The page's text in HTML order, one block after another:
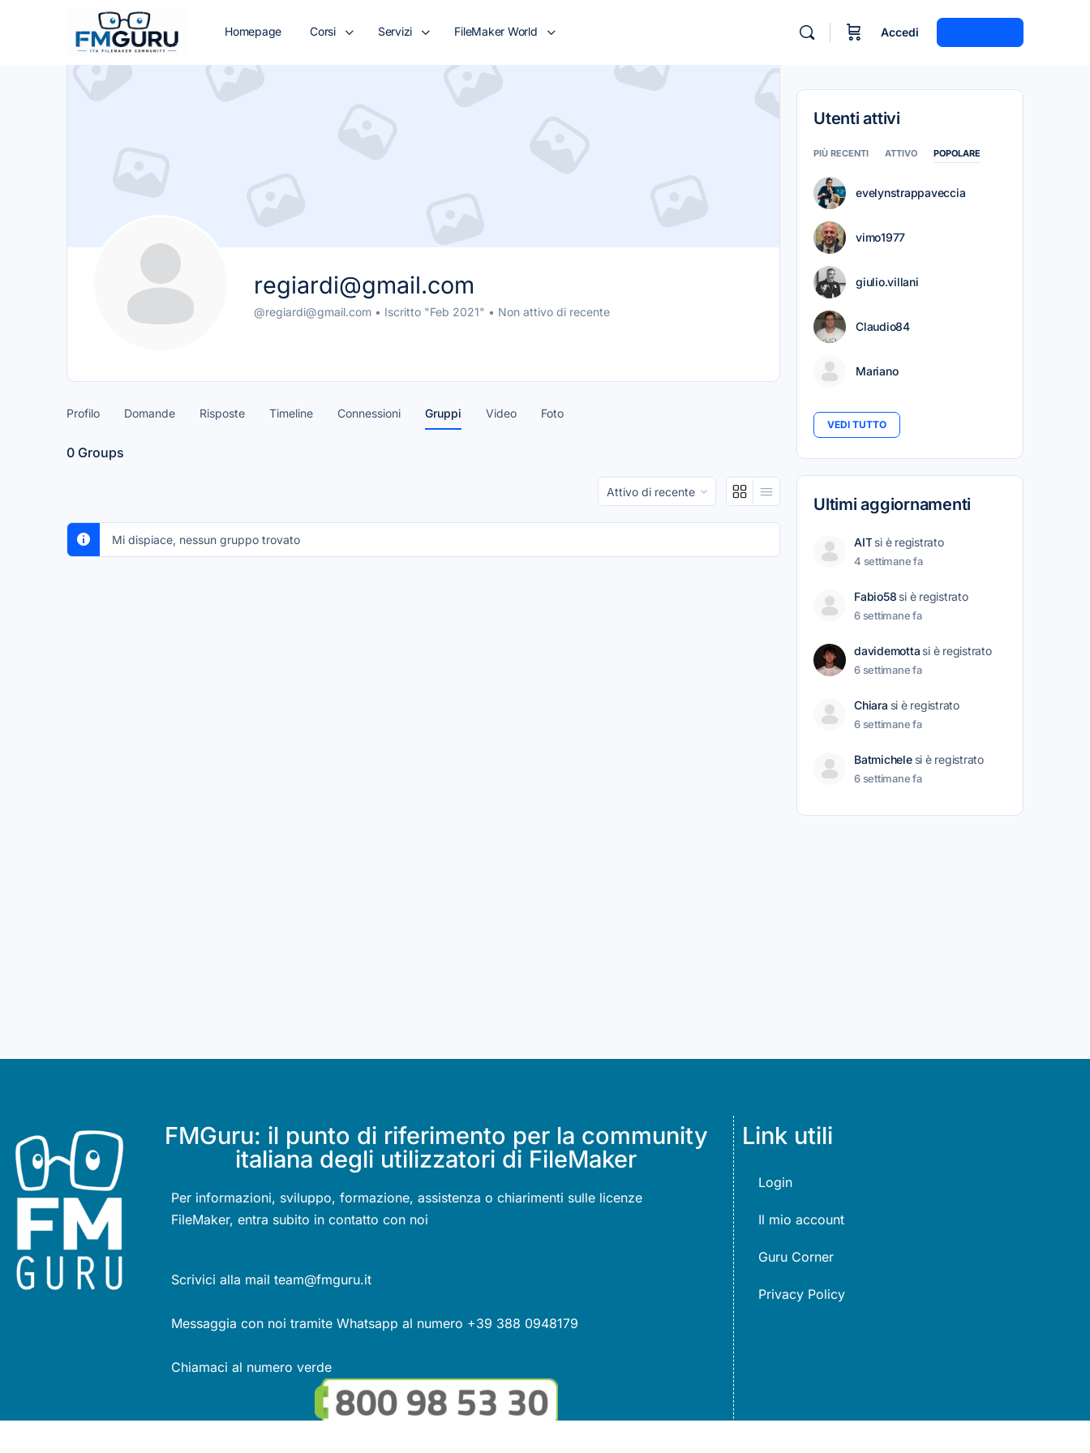
Homepage Corsi Servizi FileMaker World Accedi
regiardi@gmail.com
@regiardi@gmail.com • Iscritto "Feb 2021" • Non attivo di recente
Profilo Domande Risposte Timeline Connessioni Gruppi Video Foto
0 Groups
Order
By:
Mi dispiace, nessun gruppo trovato
Utenti attivi
PIÙ RECENTI ATTIVO POPOLARE
evelynstrappaveccia
vimo1977
giulio.villani
Claudio84
Mariano
VEDI TUTTO
Ultimi aggiornamenti
AIT si è registrato
4 settimane fa
Fabio58 si è registrato
6 settimane fa
davidemotta si è registrato
6 settimane fa
Chiara si è registrato
6 settimane fa
Batmichele si è registrato
6 settimane fa
FMGuru: il punto di riferimento per la community
italiana degli utilizzatori di FileMaker
Per informazioni, sviluppo, formazione, assistenza o chiarimenti sulle licenze
FileMaker, entra subito in contatto con noi
Scrivici alla mail team@fmguru.it
Messaggia con noi tramite Whatsapp al numero +39 388 0948179
Chiamaci al numero verde
Link utili
Login
Il mio account
Guru Corner
Privacy Policy